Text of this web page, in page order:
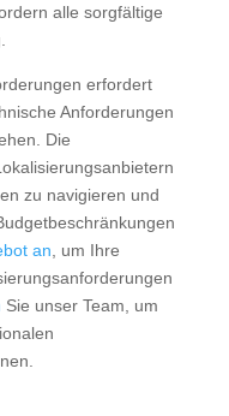
alle sorgfältige
erfordert
Anforderungen
Die
zu navigieren und
an , um Ihre
Sie unser Team, um